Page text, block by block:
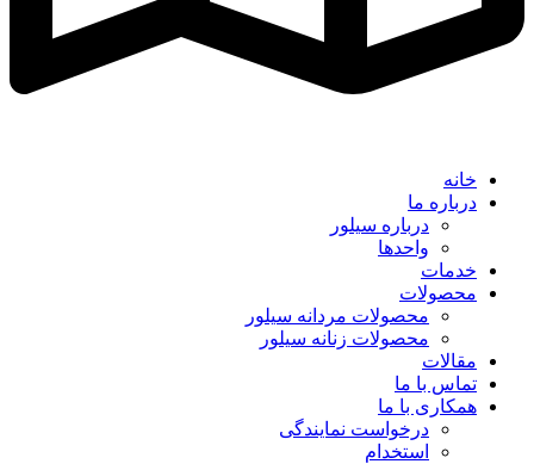
خانه
درباره ما
درباره سیلور
واحدها
خدمات
محصولات
محصولات مردانه سیلور
محصولات زنانه سیلور
مقالات
تماس با ما
همکاری با ما
درخواست نمایندگی
استخدام